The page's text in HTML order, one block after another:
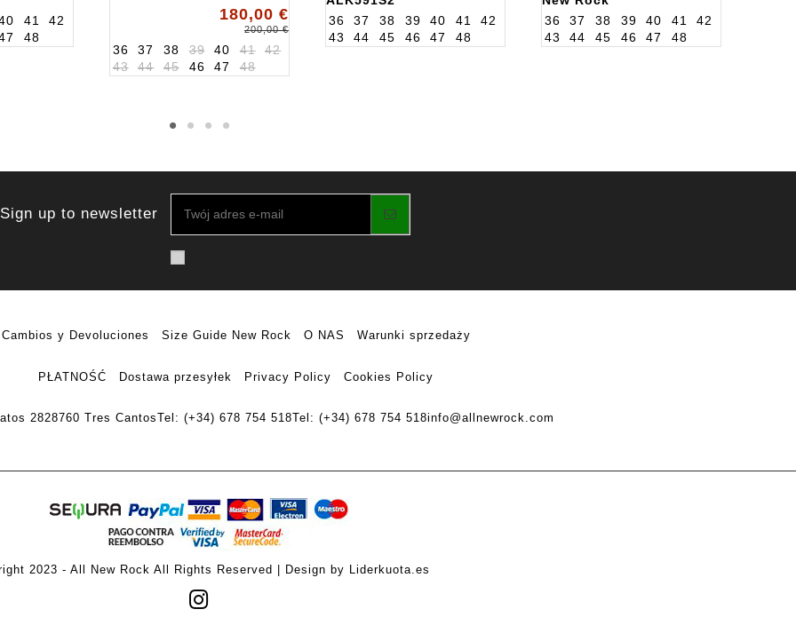
41
42
48
180,00 €
200,00 €
36 37 38 39 40 41
42
43
44 45 46 47 48
36 37 38 39 40 41
42
43
44 45 46 47 48
ALK391S18
36 37 38 39 40 41
42
43
44 45 46 47 48
Sign up to newsletter
Cambios y Devoluciones Size Guide New Rock O NAS Warunki sprzedaży
PŁATNOŚĆ Dostawa przesyłek Privacy Policy Cookies Policy
2828760 Tres CantosTel: (+34) 678 754 518Tel: (+34) 678 754 518info@allnewrock.com
2023 - All New Rock All Rights Reserved | Design by Liderkuota.es